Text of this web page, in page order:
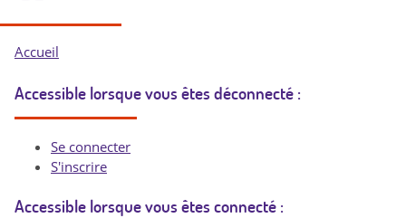
Accueil
Accessible lorsque vous êtes déconnecté :
Se connecter
S'inscrire
Accessible lorsque vous êtes connecté :